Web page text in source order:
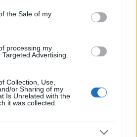
app uses one or more Google
and store information including but
usage behaviour. You may click to
specified purposes in below Google
the Sale of my
processing my
Advertising.
Collection, Use,
or Sharing of my
Is Unrelated with the
it was collected.